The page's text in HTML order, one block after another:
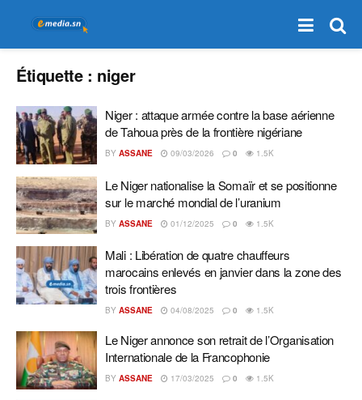
Étiquette : niger
Niger : attaque armée contre la base aérienne
de Tahoua près de la frontière nigériane
BY ASSANE 09/03/2026 0 1.5K
Le Niger nationalise la Somaïr et se positionne
sur le marché mondial de l’uranium
BY ASSANE 01/12/2025 0 1.5K
Mali : Libération de quatre chauffeurs
marocains enlevés en janvier dans la zone des
trois frontières
BY ASSANE 04/08/2025 0 1.5K
Le Niger annonce son retrait de l’Organisation
Internationale de la Francophonie
BY ASSANE 17/03/2025 0 1.5K